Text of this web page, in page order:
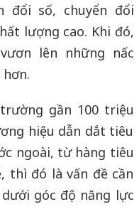
đổi số, chuyển đổi
lượng cao. Khi đó,
lên những nấc
gần 100 triệu
hiệu dẫn dắt tiêu
ngoài, từ hàng tiêu
thì đó là vấn đề cần
góc độ năng lực